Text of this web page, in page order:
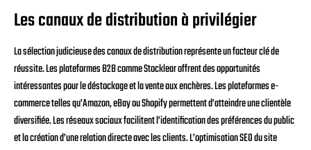
Les canaux de distribution à privilégier
La sélection judicieuse des canaux de distribution représente un facteur clé de
réussite. Les plateformes B2B comme Stocklear offrent des opportunités
intéressantes pour le déstockage et la vente aux enchères. Les plateformes e-
commerce telles qu’Amazon, eBay ou Shopify permettent d’atteindre une clientèle
diversifiée. Les réseaux sociaux facilitent l’identification des préférences du public
et la création d’une relation directe avec les clients. L’optimisation SEO du site